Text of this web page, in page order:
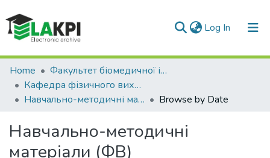
Log In (current)
Communities & Collections
All of DSpace
Home
Факультет біомедичної інженерії (ФБМІ)
Кафедра фізичного виховання (ФВ)
Навчально-методичні матеріали (ФВ)
Browse by Date
Навчально-методичні
матеріали (ФВ)